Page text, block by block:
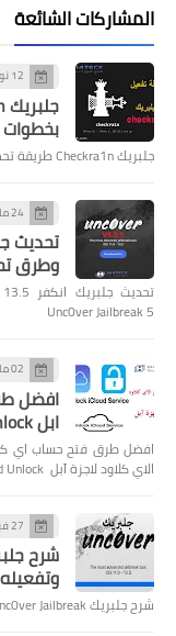
المشاركات الشائعة
12 نوفمبر 2019
جلبريك Checkra1n طريقة تحميله وتفعيله بخطوات بسيطة جلبريك Checkra1n
24 مايو 2020
وطرق
Unc0ver Jailbreak 5
02 مارس 2019
افضل
ابل Icloud Unlock
الاي كلاود لاجزة آبل Icloud Unlock
27 فبراير 2020
وتفعيله
شرح جلبريك Unc0ver Jailbreak طريقة تحميله وتفعيله جلبريك Unc0ver Jailbreak